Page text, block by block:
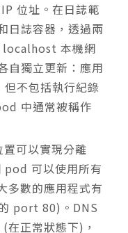
位址。在日誌範
日誌容器，透過兩
localhost 本機網
自獨立更新：應用
不包括執行紀錄
中通常被稱作
可以實現分離
可以使用所有
多數的應用程式有
port 80)。DNS
正常狀態下)，